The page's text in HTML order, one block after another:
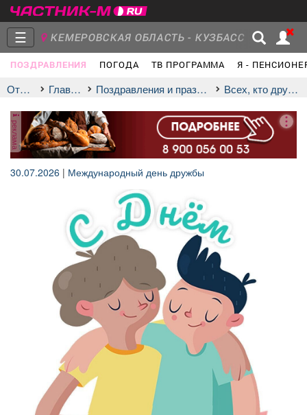
☰ КЕМЕРОВСКАЯ ОБЛАСТЬ - КУЗБАСС
ПОЗДРАВЛЕНИЯ ПОГОДА ТВ ПРОГРАММА
Я -
Главная
Новости
Объявления Недвижимость Услуги
Транспорт Компании
Обучение Проекты
Поздравления Погода
Отдых Главная Поздравления и праздники всех, кто дружит!
реклама
30.07.2026 | Международный день дружбы